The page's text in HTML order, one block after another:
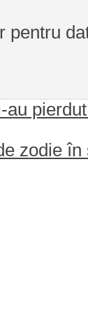
zodie